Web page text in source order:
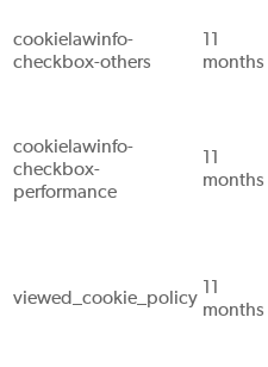
cookielawinfo-
checkbox-others
months
cookielawinfo-
checkbox-
performance
months
viewed_cookie_policy
months